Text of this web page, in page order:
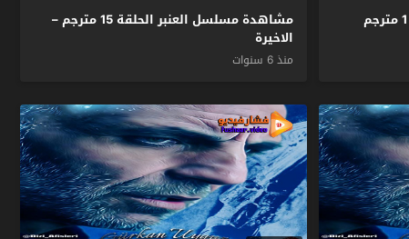
مشاهدة مسلسل العنبر الحلقة 15 مترجم –
الاخيرة
منذ 6 سنوات